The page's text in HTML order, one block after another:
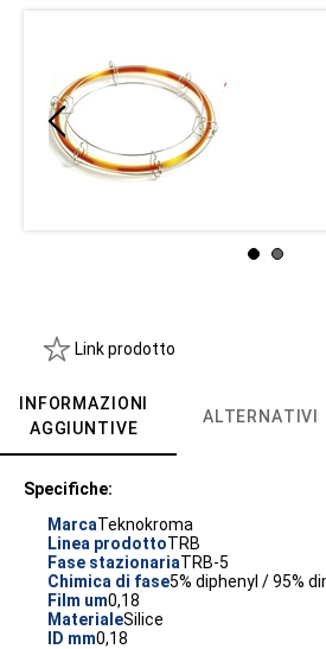
Link prodotto
INFORMAZIONI
AGGIUNTIVE
ALTERNATIVI
Specifiche:
MarcaTeknokroma
Linea prodottoTRB
Fase stazionariaTRB-5
Chimica di fase5% diphenyl / 95%
Film um0,18
MaterialeSilice
ID mm0,18